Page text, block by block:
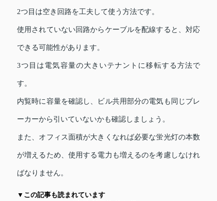
2つ目は空き回路を工夫して使う方法です。
使用されていない回路からケーブルを配線すると、対応
できる可能性があります。
3つ目は電気容量の大きいテナントに移転する方法で
す。
内覧時に容量を確認し、ビル共用部分の電気も同じブレ
ーカーから引いていないかも確認しましょう。
また、オフィス面積が大きくなれば必要な蛍光灯の本数
が増えるため、使用する電力も増えるのを考慮しなけれ
ばなりません。
▼この記事も読まれています